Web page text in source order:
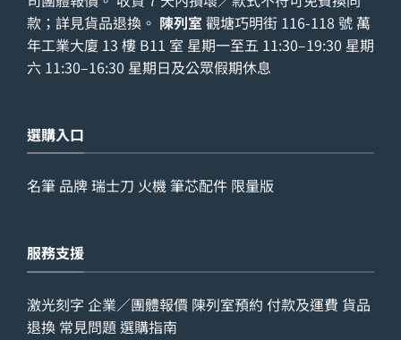
款；詳見貨品退換 。 陳列室 觀塘巧明街 116-118 號 萬
年工業大廈 13 樓 B11 室 星期一至五 11:30–19:30 星期
六 11:30–16:30 星期日及公眾假期休息
選購入口
名筆 品牌瑞士刀 火機筆芯配件 限量版
服務支援
激光刻字 企業／團體報價 陳列室預約 付款及運費 貨品
退換 常見問題 選購指南